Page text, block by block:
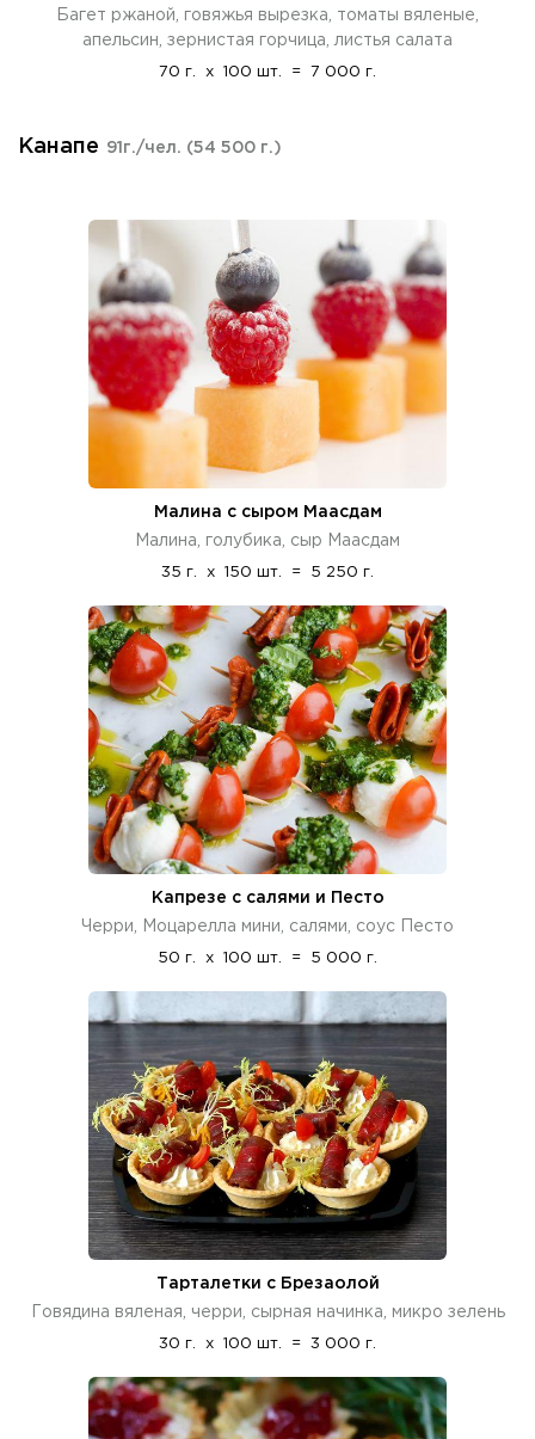
Багет ржаной, говяжья вырезка, томаты вяленые,
апельсин, зернистая горчица, листья салата
70 г. x 100 шт. = 7 000 г.
Канапе 91г./чел. (54 500 г.)
Малина с сыром Маасдам
Малина, голубика, сыр Маасдам
35 г. x 150 шт. = 5 250 г.
Капрезе с салями и Песто
Черри, Моцарелла мини, салями, соус Песто
50 г. x 100 шт. = 5 000 г.
Тарталетки с Брезаолой
Говядина вяленая, черри, сырная начинка, микро зелень
30 г. x 100 шт. = 3 000 г.